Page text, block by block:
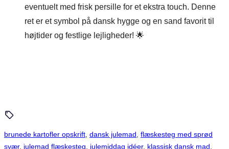
eventuelt med frisk persille for et ekstra touch. Denne
ret er et symbol på dansk hygge og en sand favorit til
højtider og festlige lejligheder! 🌟
brunede kartofler opskrift dansk julemad flæskesteg med sprød
svær, julemad flæskesteg julemiddag idéer, klassisk dansk mad